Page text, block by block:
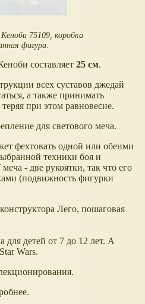
75109, коробка
фигура.
составляет 25 см.
всех суставов джедай
а также принимать
при этом равновесие.
для светового меча.
фехтовать одной или обеими
техники боя и
- две рукоятки, так что его
(подвижность фигурки
Лего, пошаговая
для детей от 7 до 12 лет. А
Wars.